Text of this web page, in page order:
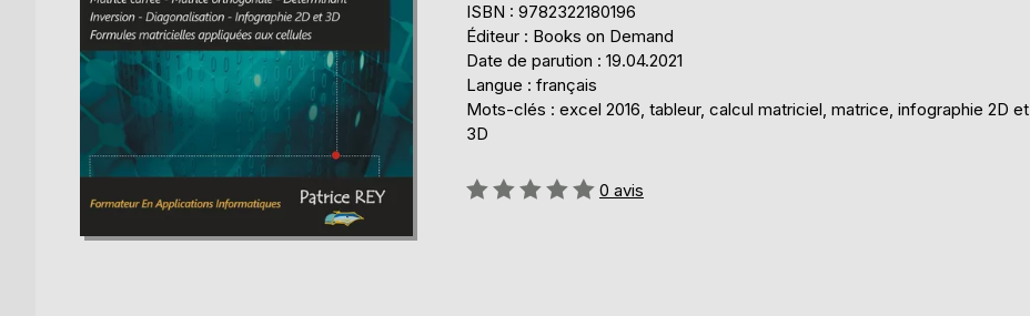
ISBN : 9782322180196
Éditeur : Books on Demand
Date de parution : 19.04.2021
Langue : français
Mots-clés : excel 2016, tableur, calcul matriciel, matrice, infographie 2D et
3D
Évaluation:
0 avis